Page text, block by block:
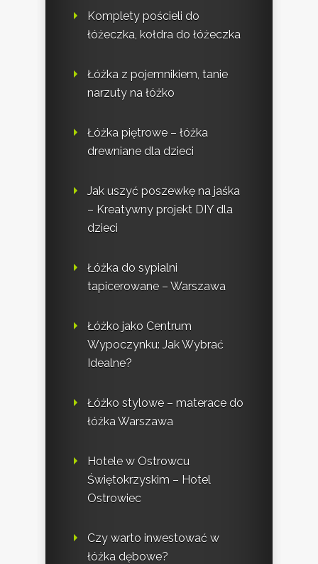
Komplety pościeli do
łóżeczka, kołdra do łóżeczka
Łóżka z pojemnikiem, tanie
narzuty na łóżko
Łóżka piętrowe – łóżka
drewniane dla dzieci
Jak uszyć poszewkę na jaśka
– Kreatywny projekt DIY dla
dzieci
Łóżka do sypialni
tapicerowane – Warszawa
Łóżko jako Centrum
Wypoczynku: Jak Wybrać
Idealne?
Łóżko stylowe – materace do
łóżka Warszawa
Hotele w Ostrowcu
Świętokrzyskim – Hotel
Ostrowiec
Czy warto inwestować w
łóżka dębowe?